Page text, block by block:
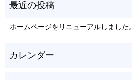
ホームページをリニューアルしました。